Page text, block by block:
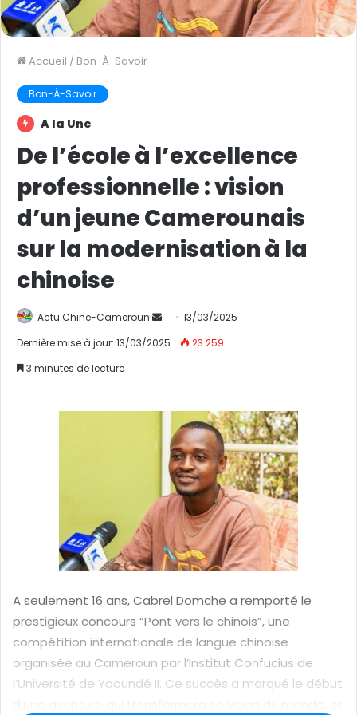
Accueil / Bon-À-Savoir
Bon-À-Savoir
A la Une
De l’école à l’excellence
professionnelle : vision
d’un jeune Camerounais
sur la modernisation à la
chinoise
Actu Chine-Cameroun
n
e
o
u
r
r
e
l
13/03/2025
Dernière mise à jour: 13/03/2025
23 259
3 minutes de lecture
A seulement 16 ans, Cabrel Domche a remporté le
prestigieux concours “Pont vers le chinois”, une
compétition internationale de langue chinoise
organisée au Cameroun par l’Institut Confucius de
l’Université de Yaoundé II. Ce succès a marqué le début